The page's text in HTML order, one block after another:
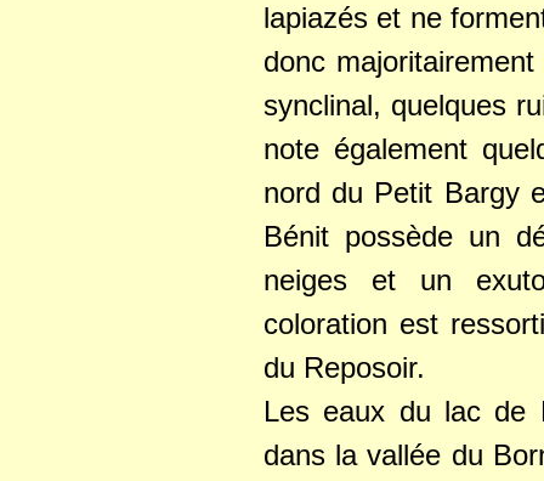
lapiazés et ne
donc
synclinal, quelques
note également
nord du Petit Bargy
Bénit possède un
neiges et un
coloration est
du Reposoir.
Les eaux du lac de
dans la vallée du